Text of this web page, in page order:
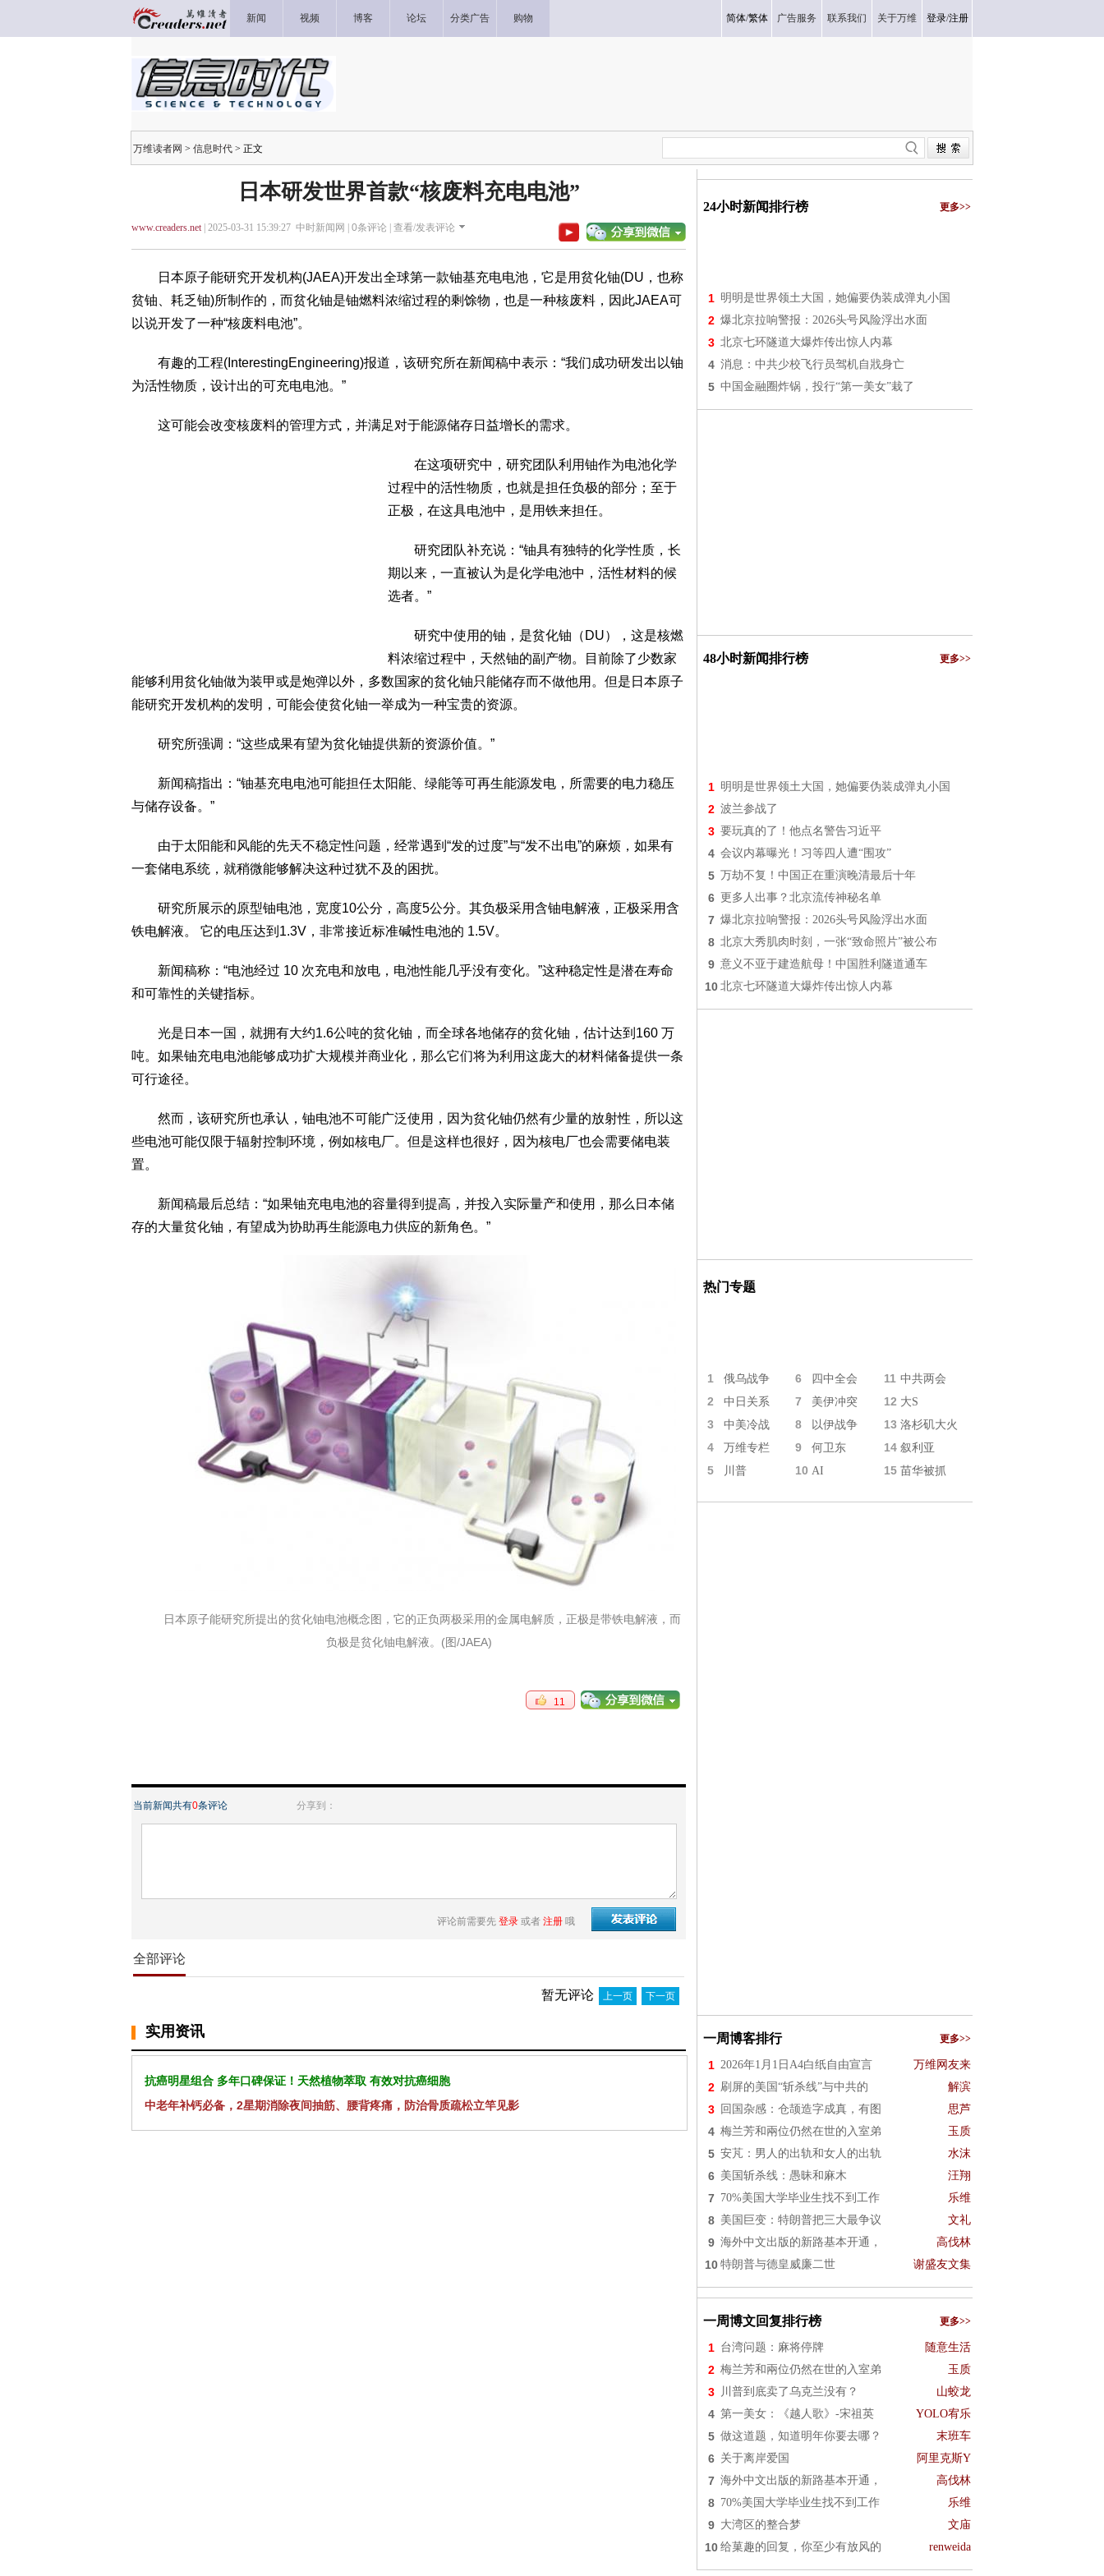
新闻 视频 博客 论坛 分类广告 购物 简体/繁体 广告服务 联系我们 关于万维 登录/注册
万维读者网 > 信息时代 > 正文
日本研发世界首款“核废料充电电池”
www.creaders.net| 2025-03-31 15:39:27 中时新闻网 | 0条评论 | 查看/发表评论
日本原子能研究开发机构(JAEA)开发出全球第一款铀基充电电池，它是用贫化铀(DU，也称
贫铀、耗乏铀)所制作的，而贫化铀是铀燃料浓缩过程的剩馀物，也是一种核废料，因此JAEA可
以说开发了一种“核废料电池”。
有趣的工程(InterestingEngineering)报道，该研究所在新闻稿中表示：“我们成功研发出以铀
为活性物质，设计出的可充电电池。”
这可能会改变核废料的管理方式，并满足对于能源储存日益增长的需求。
在这项研究中，研究团队利用铀作为电池化学
过程中的活性物质，也就是担任负极的部分；至于
正极，在这具电池中，是用铁来担任。
研究团队补充说：“铀具有独特的化学性质，长
期以来，一直被认为是化学电池中，活性材料的候
选者。”
研究中使用的铀，是贫化铀（DU），这是核燃
料浓缩过程中，天然铀的副产物。目前除了少数家
能够利用贫化铀做为装甲或是炮弹以外，多数国家的贫化铀只能储存而不做他用。但是日本原子
能研究开发机构的发明，可能会使贫化铀一举成为一种宝贵的资源。
研究所强调：“这些成果有望为贫化铀提供新的资源价值。”
新闻稿指出：“铀基充电电池可能担任太阳能、绿能等可再生能源发电，所需要的电力稳压
与储存设备。”
由于太阳能和风能的先天不稳定性问题，经常遇到“发的过度”与“发不出电”的麻烦，如果有
一套储电系统，就稍微能够解决这种过犹不及的困扰。
研究所展示的原型铀电池，宽度10公分，高度5公分。其负极采用含铀电解液，正极采用含
铁电解液。 它的电压达到1.3V，非常接近标准碱性电池的 1.5V。
新闻稿称：“电池经过 10 次充电和放电，电池性能几乎没有变化。”这种稳定性是潜在寿命
和可靠性的关键指标。
光是日本一国，就拥有大约1.6公吨的贫化铀，而全球各地储存的贫化铀，估计达到160 万
吨。如果铀充电电池能够成功扩大规模并商业化，那么它们将为利用这庞大的材料储备提供一条
可行途径。
然而，该研究所也承认，铀电池不可能广泛使用，因为贫化铀仍然有少量的放射性，所以这
些电池可能仅限于辐射控制环境，例如核电厂。但是这样也很好，因为核电厂也会需要储电装
置。
新闻稿最后总结：“如果铀充电电池的容量得到提高，并投入实际量产和使用，那么日本储
存的大量贫化铀，有望成为协助再生能源电力供应的新角色。”
日本原子能研究所提出的贫化铀电池概念图，它的正负两极采用的金属电解质，正极是带铁电解液，而
负极是贫化铀电解液。(图/JAEA)
11
当前新闻共有0条评论 分享到：
评论前需要先 登录 或者 注册 哦
全部评论
暂无评论 上一页 下一页
实用资讯
抗癌明星组合 多年口碑保证！天然植物萃取 有效对抗癌细胞
中老年补钙必备，2星期消除夜间抽筋、腰背疼痛，防治骨质疏松立竿见影
24小时新闻排行榜 更多>>
1 明明是世界领土大国，她偏要伪装成弹丸小国
2 爆北京拉响警报：2026头号风险浮出水面
3 北京七环隧道大爆炸传出惊人内幕
4 消息：中共少校飞行员驾机自戕身亡
5 中国金融圈炸锅，投行“第一美女”栽了
48小时新闻排行榜 更多>>
1 明明是世界领土大国，她偏要伪装成弹丸小国
2 波兰参战了
3 要玩真的了！他点名警告习近平
4 会议内幕曝光！习等四人遭“围攻”
5 万劫不复！中国正在重演晚清最后十年
6 更多人出事？北京流传神秘名单
7 爆北京拉响警报：2026头号风险浮出水面
8 北京大秀肌肉时刻，一张“致命照片”被公布
9 意义不亚于建造航母！中国胜利隧道通车
10 北京七环隧道大爆炸传出惊人内幕
热门专题
1 俄乌战争 6 四中全会 11 中共两会
2 中日关系 7 美伊冲突 12 大S
3 中美冷战 8 以伊战争 13 洛杉矶大火
4 万维专栏 9 何卫东 14 叙利亚
5 川普 10 AI 15 苗华被抓
一周博客排行 更多>>
1 2026年1月1日A4白纸自由宣言 万维网友来
2 刷屏的美国“斩杀线”与中共的 解滨
3 回国杂感：仓颉造字成真，有图 思芦
4 梅兰芳和兩位仍然在世的入室弟 玉质
5 安芃：男人的出轨和女人的出轨 水沫
6 美国斩杀线：愚昧和麻木 汪翔
7 70%美国大学毕业生找不到工作 乐维
8 美国巨变：特朗普把三大最争议 文礼
9 海外中文出版的新路基本开通， 高伐林
10 特朗普与德皇威廉二世 谢盛友文集
一周博文回复排行榜 更多>>
1 台湾问题：麻将停牌 随意生活
2 梅兰芳和兩位仍然在世的入室弟 玉质
3 川普到底卖了乌克兰没有？ 山蛟龙
4 第一美女：《越人歌》-宋祖英 YOLO宥乐
5 做这道题，知道明年你要去哪？ 末班车
6 关于离岸爱国 阿里克斯Y
7 海外中文出版的新路基本开通， 高伐林
8 70%美国大学毕业生找不到工作 乐维
9 大湾区的整合梦 文庙
10 给菓趣的回复，你至少有放风的 renweida